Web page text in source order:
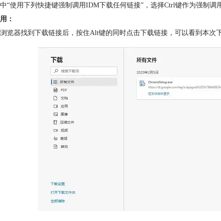
“使用下列快捷键强制调用IDM下载任何链接”，选择Ctrl键作为强制
：
览器找到下载链接后，按住Alt键的同时点击下载链接，可以看到本